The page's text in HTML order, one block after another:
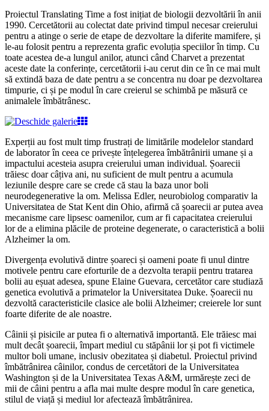
Proiectul Translating Time a fost inițiat de biologii dezvoltării în anii
1990. Cercetătorii au colectat date privind timpul necesar creierului
pentru a atinge o serie de etape de dezvoltare la diferite mamifere, și
le-au folosit pentru a reprezenta grafic evoluția speciilor în timp. Cu
toate acestea de-a lungul anilor, atunci când Charvet a prezentat
aceste date la conferințe, cercetătorii i-au cerut din ce în ce mai mult
să extindă baza de date pentru a se concentra nu doar pe dezvoltarea
timpurie, ci și pe modul în care creierul se schimbă pe măsură ce
animalele îmbătrânesc.
Experții au fost mult timp frustrați de limitările modelelor standard
de laborator în ceea ce privește înțelegerea îmbătrânirii umane și a
impactului acesteia asupra creierului uman individual. Șoarecii
trăiesc doar câțiva ani, nu suficient de mult pentru a acumula
leziunile despre care se crede că stau la baza unor boli
neurodegenerative la om. Melissa Edler, neurobiolog comparativ la
Universitatea de Stat Kent din Ohio, afirmă că șoarecii ar putea avea
mecanisme care lipsesc oamenilor, cum ar fi capacitatea creierului
lor de a elimina plăcile de proteine degenerate, o caracteristică a bolii
Alzheimer la om.
Divergența evolutivă dintre șoareci și oameni poate fi unul dintre
motivele pentru care eforturile de a dezvolta terapii pentru tratarea
bolii au eșuat adesea, spune Elaine Guevara, cercetător care studiază
genetica evolutivă a primatelor la Universitatea Duke. Șoarecii nu
dezvoltă caracteristicile clasice ale bolii Alzheimer; creierele lor sunt
foarte diferite de ale noastre.
Câinii și pisicile ar putea fi o alternativă importantă. Ele trăiesc mai
mult decât șoarecii, împart mediul cu stăpânii lor și pot fi victimele
multor boli umane, inclusiv obezitatea și diabetul. Proiectul privind
îmbătrânirea câinilor, condus de cercetători de la Universitatea
Washington și de la Universitatea Texas A&M, urmărește zeci de
mii de câini pentru a afla mai multe despre modul în care genetica,
stilul de viață și mediul lor afectează îmbătrânirea.